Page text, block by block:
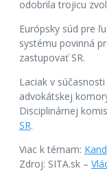
odobrila trojicu
Európsky súd pre
systému povinná
zastupovať SR.
Laciak v
advokátskej
Disciplinárnej
SR.
Viac k témam:
Zdroj: SITA.sk –